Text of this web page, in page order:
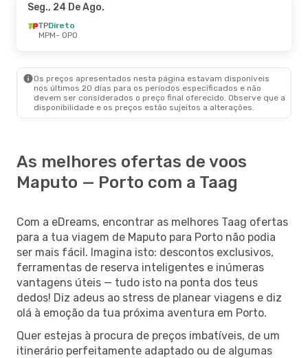
Seg., 24 De Ago.
TPDireto
MPM- OPO
Os preços apresentados nesta página estavam disponíveis
nos últimos 20 dias para os períodos especificados e não
devem ser considerados o preço final oferecido. Observe que a
disponibilidade e os preços estão sujeitos a alterações.
As melhores ofertas de voos
Maputo — Porto com a Taag
Com a eDreams, encontrar as melhores Taag ofertas
para a tua viagem de Maputo para Porto não podia
ser mais fácil. Imagina isto: descontos exclusivos,
ferramentas de reserva inteligentes e inúmeras
vantagens úteis — tudo isto na ponta dos teus
dedos! Diz adeus ao stress de planear viagens e diz
olá à emoção da tua próxima aventura em Porto.
Quer estejas à procura de preços imbatíveis, de um
itinerário perfeitamente adaptado ou de algumas